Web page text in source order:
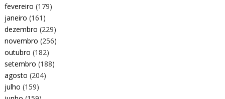
fevereiro (179)
janeiro (161)
dezembro (229)
novembro (256)
outubro (182)
setembro (188)
agosto (204)
julho (159)